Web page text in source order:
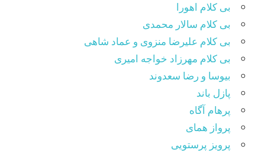
بی کلام اهورا
بی کلام سالار محمدی
بی کلام علیرضا منزوی و عماد شاهی
بی کلام مهرزاد خواجه امیری
بیوسا و رضا سعدوند
پازل باند
پرهام آگاه
پرواز همای
پرویز پرستویی